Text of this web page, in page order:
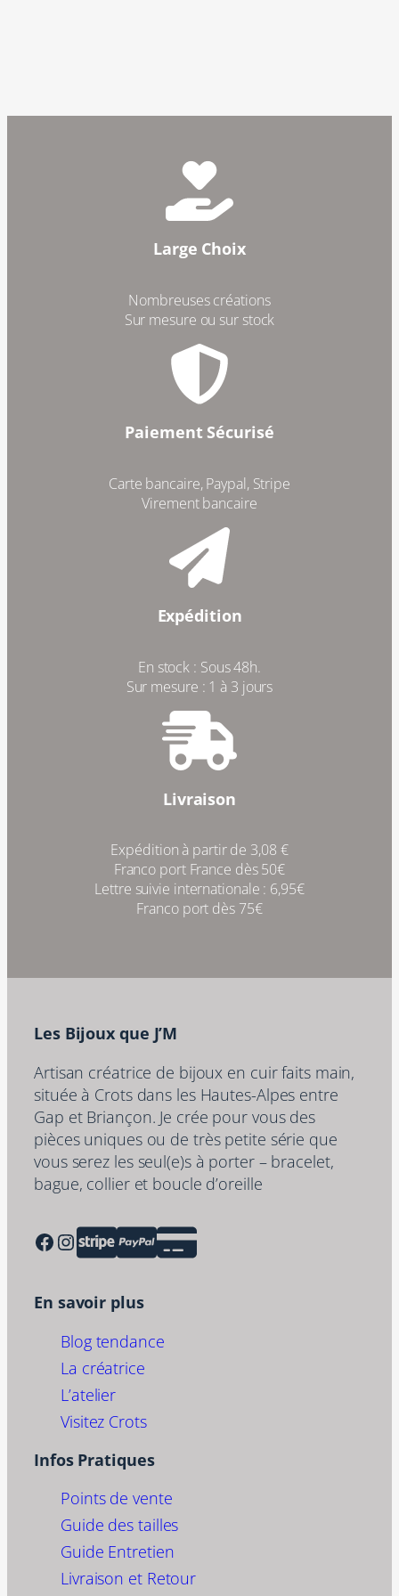
Large Choix
Nombreuses créations
Sur mesure ou sur stock
Paiement Sécurisé
Carte bancaire, Paypal, Stripe
Virement bancaire
Expédition
En stock : Sous 48h.
Sur mesure : 1 à 3 jours
Livraison
Expédition à partir de 3,08 €
Franco port France dès 50€
Lettre suivie internationale : 6,95€
Franco port dès 75€
Les Bijoux que J’M
Artisan créatrice de bijoux en cuir faits main,
située à Crots dans les Hautes-Alpes entre
Gap et Briançon. Je crée pour vous des
pièces uniques ou de très petite série que
vous serez les seul(e)s à porter – bracelet,
bague, collier et boucle d’oreille
Facebook Instagram
En savoir plus
Blog tendance
La créatrice
L’atelier
Visitez Crots
Infos Pratiques
Points de vente
Guide des tailles
Guide Entretien
Livraison et Retour